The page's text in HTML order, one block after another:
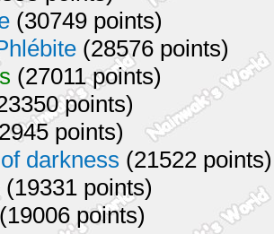
(30749 points)
(28576 points)
(27011 points)
points)
points)
darkness (21522 points)
(19331 points)
(19006 points)